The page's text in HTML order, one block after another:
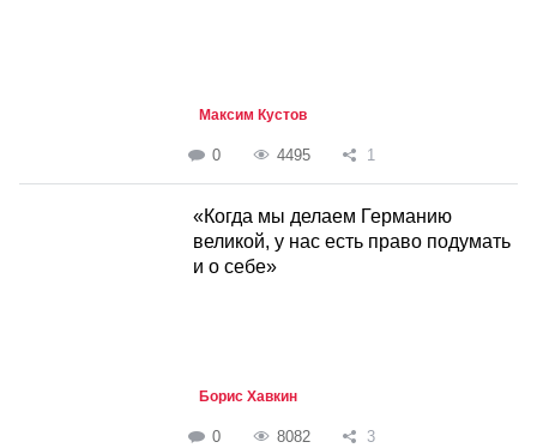
Максим Кустов
0 4495 1
«Когда мы делаем Германию
великой, у нас есть право подумать
и о себе»
Борис Хавкин
0 8082 3